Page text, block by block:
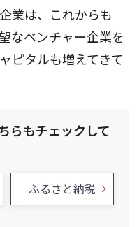
業は、これからも
なベンチャー企業を
ピタルも増えてきて
らもチェックして
ふるさと納税